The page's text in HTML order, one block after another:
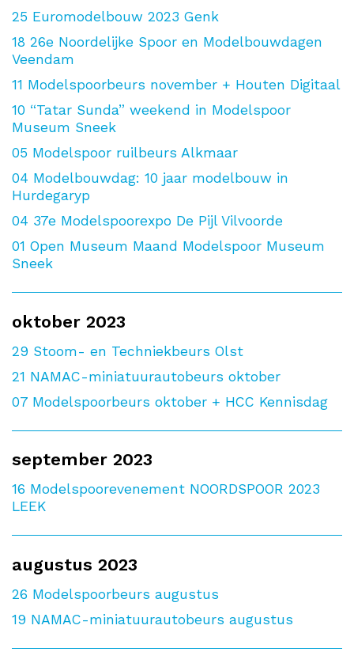
25 Euromodelbouw 2023 Genk
18 26e Noordelijke Spoor en Modelbouwdagen
Veendam
11 Modelspoorbeurs november + Houten Digitaal
10 “Tatar Sunda” weekend in Modelspoor
Museum Sneek
05 Modelspoor ruilbeurs Alkmaar
04 Modelbouwdag: 10 jaar modelbouw in
Hurdegaryp
04 37e Modelspoorexpo De Pijl Vilvoorde
01 Open Museum Maand Modelspoor Museum
Sneek
oktober 2023
29 Stoom- en Techniekbeurs Olst
21 NAMAC-miniatuurautobeurs oktober
07 Modelspoorbeurs oktober + HCC Kennisdag
september 2023
16 Modelspoorevenement NOORDSPOOR 2023
LEEK
augustus 2023
26 Modelspoorbeurs augustus
19 NAMAC-miniatuurautobeurs augustus